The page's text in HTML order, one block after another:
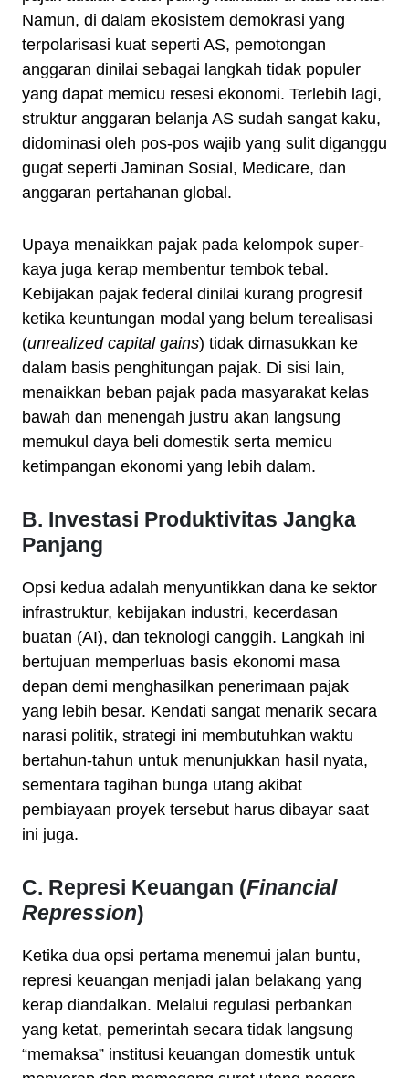
Namun, di dalam ekosistem demokrasi yang
terpolarisasi kuat seperti AS, pemotongan
anggaran dinilai sebagai langkah tidak populer
yang dapat memicu resesi ekonomi. Terlebih lagi,
struktur anggaran belanja AS sudah sangat kaku,
didominasi oleh pos-pos wajib yang sulit diganggu
gugat seperti Jaminan Sosial, Medicare, dan
anggaran pertahanan global.
Upaya menaikkan pajak pada kelompok super-
kaya juga kerap membentur tembok tebal.
Kebijakan pajak federal dinilai kurang progresif
ketika keuntungan modal yang belum terealisasi
(unrealized capital gains) tidak dimasukkan ke
dalam basis penghitungan pajak. Di sisi lain,
menaikkan beban pajak pada masyarakat kelas
bawah dan menengah justru akan langsung
memukul daya beli domestik serta memicu
ketimpangan ekonomi yang lebih dalam.
B. Investasi Produktivitas Jangka
Panjang
Opsi kedua adalah menyuntikkan dana ke sektor
infrastruktur, kebijakan industri, kecerdasan
buatan (AI), dan teknologi canggih. Langkah ini
bertujuan memperluas basis ekonomi masa
depan demi menghasilkan penerimaan pajak
yang lebih besar. Kendati sangat menarik secara
narasi politik, strategi ini membutuhkan waktu
bertahun-tahun untuk menunjukkan hasil nyata,
sementara tagihan bunga utang akibat
pembiayaan proyek tersebut harus dibayar saat
ini juga.
C. Represi Keuangan (Financial
Repression)
Ketika dua opsi pertama menemui jalan buntu,
represi keuangan menjadi jalan belakang yang
kerap diandalkan. Melalui regulasi perbankan
yang ketat, pemerintah secara tidak langsung
“memaksa” institusi keuangan domestik untuk